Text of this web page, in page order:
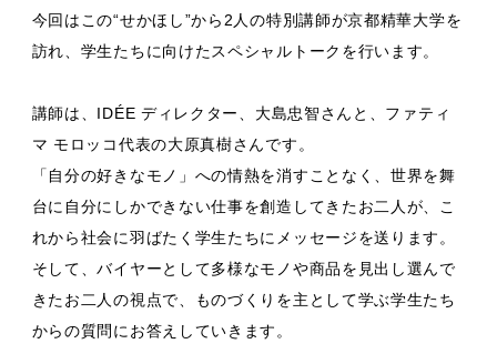
今回はこの“せかほし”から2人の特別講師が京都精華大学を
訪れ、学生たちに向けたスペシャルトークを行います。
講師は、IDÉE ディレクター、大島忠智さんと、ファティ
マ モロッコ代表の大原真樹さんです。
「自分の好きなモノ」への情熱を消すことなく、世界を舞
台に自分にしかできない仕事を創造してきたお二人が、こ
れから社会に羽ばたく学生たちにメッセージを送ります。
そして、バイヤーとして多様なモノや商品を見出し選んで
きたお二人の視点で、ものづくりを主として学ぶ学生たち
からの質問にお答えしていきます。